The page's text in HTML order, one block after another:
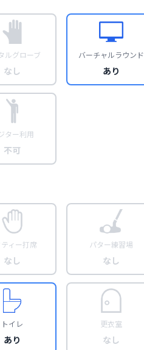
ルグローブ
なし
バーチャルラウンド
あり
ター利用
不可
ィー打席
なし
パター練習場
なし
トイレ
あり
更衣室
なし